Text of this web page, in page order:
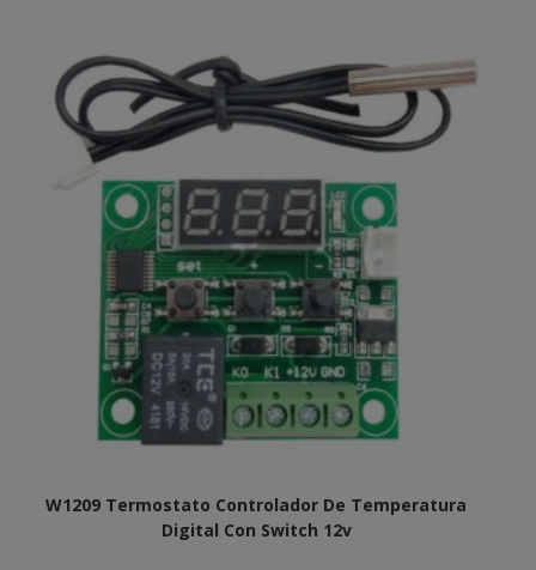
W1209 Termostato Controlador De Temperatura
Digital Con Switch 12v